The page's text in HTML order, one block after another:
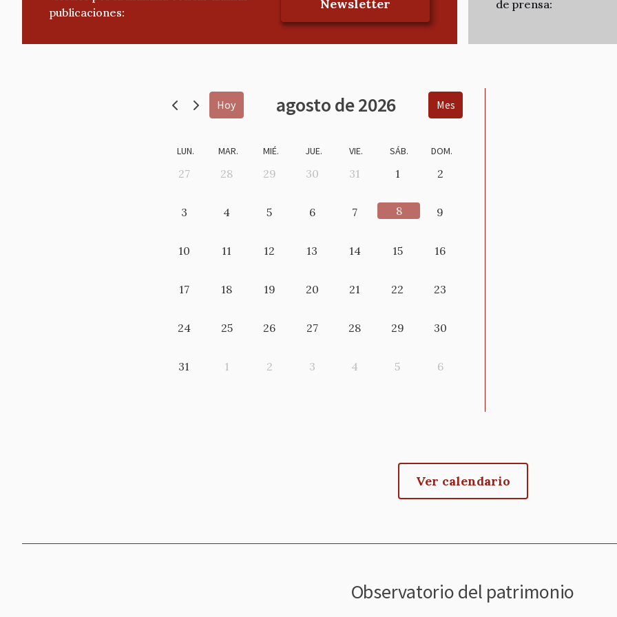
publicaciones:
Newsletter
de prensa:
Ver calendario
Hoy agosto de 2026 Mes
LUN. MAR. MIÉ. JUE. VIE. SÁB. DOM.
27 28 29 30 31 1 2
3 4 5 6 7 8 9
10 11 12 13 14 15 16
17 18 19 20 21 22 23
24 25 26 27 28 29 30
31 1 2 3 4 5 6
Observatorio del patrimonio